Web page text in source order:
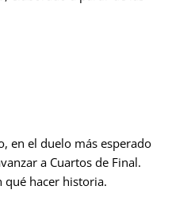
en el duelo más esperado
a Cuartos de Final.
qué hacer historia.